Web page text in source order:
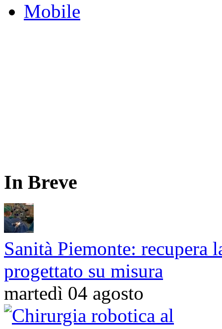
Mobile
In Breve
Sanità Piemonte: recupera
progettato su misura
martedì 04 agosto